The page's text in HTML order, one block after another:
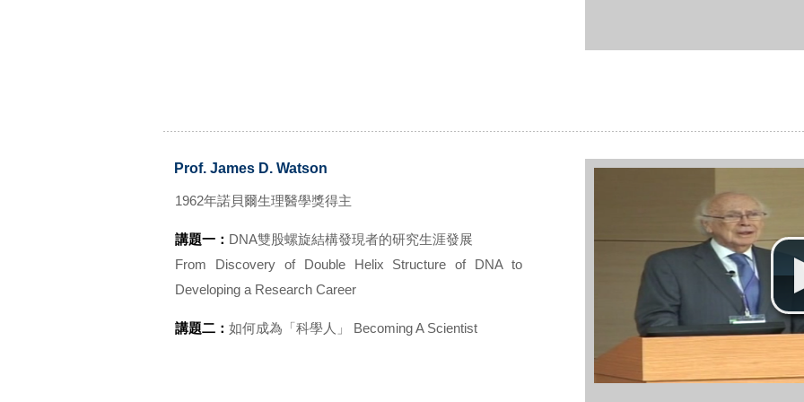
Prof. James D. Watson
1962年諾貝爾生理醫學獎得主
講題一： DNA雙股螺旋結構發現者的研究生涯發展
From Discovery of Double Helix Structure of DNA to
Developing a Research Career
講題二： 如何成為「科學人」 Becoming A Scientist